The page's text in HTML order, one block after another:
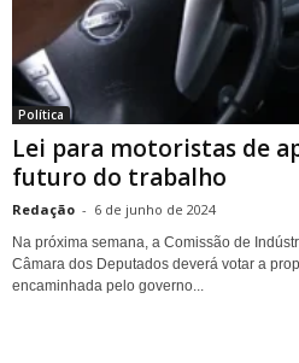
Política
Lei para motoristas de
futuro do trabalho
Redação - 6 de junho de 2024
Na próxima semana, a Comissão de
Câmara dos Deputados deverá votar a
encaminhada pelo governo...